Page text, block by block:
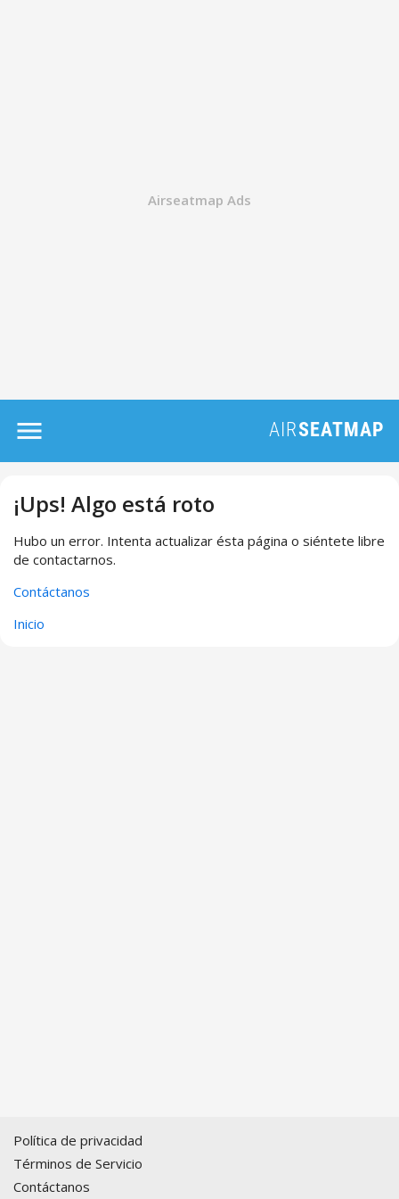
¡Ups! Algo está roto
Hubo un error. Intenta actualizar ésta página o siéntete libre
de contactarnos.
Contáctanos
Inicio
Política de privacidad
Términos de Servicio
Contáctanos